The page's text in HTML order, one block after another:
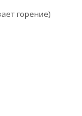
горение)